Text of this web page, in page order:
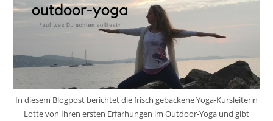
In diesem Blogpost berichtet die frisch gebackene Yoga-Kursleiterin
Lotte von Ihren ersten Erfarhungen im Outdoor-Yoga und gibt